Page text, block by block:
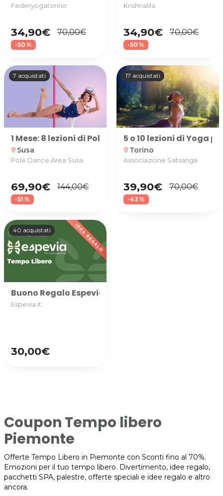
Federyogatorino
34,90€ 70,00€
-50%
Krishnalila
34,90€ 70,00€
-50%
7 acquistati
1 Mese: 8 lezioni di Pole Gym, Tecnica di Pole
location_on Susa
Pole Dance Area Susa
69,90€ 144,00€
-51%
17 acquistati
5 o 10 lezioni di Yoga
location_on Torino
Associazione Satsanga
39,90€ 70,00€
-43%
40 acquistati
Buono Regalo Espevia utilizzabile nella
Espevia.it
30,00€
Coupon Tempo libero
Piemonte
Offerte Tempo Libero in Piemonte con Sconti fino al 70%.
Emozioni per il tuo tempo libero. Divertimento, idee regalo,
pacchetti SPA, palestre, offerte speciali e idee regalo e altro
ancora.